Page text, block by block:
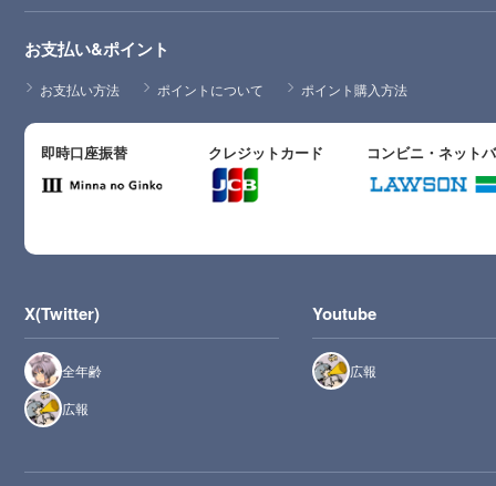
お支払い&ポイント
お支払い方法 ポイントについて ポイント購入方法
即時口座振替 クレジットカード コンビニ・ネット
X(Twitter)
全年齢
広報
Youtube
広報